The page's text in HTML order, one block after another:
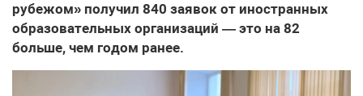
рубежом» получил 840 заявок от иностранных
образовательных организаций — это на 82
больше, чем годом ранее.